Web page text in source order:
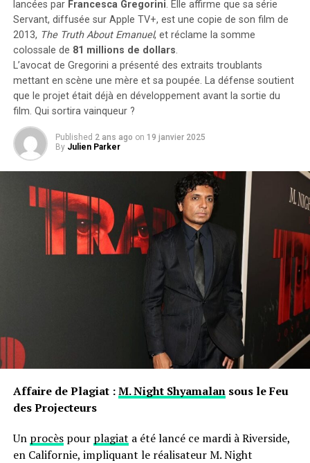
d’autres enfants portant le même nom. Selon les
statistiques de l’Insee,7 694 garçons ont été
prénommés Hugo en 2000,faisant de ce prénom le
quatrième plus populaire cette année-là. À l’école
primaire,il côtoie plusieurs camarades appelés Thibault
et autres prénoms similaires. Pour éviter toute
confusion lors des appels en classe, les enseignants
ajoutent souvent la première lettre du nom de famille
après le prénom : ainsi devient-il rapidement « Hugo
D. », un surnom auquel il s’habitue sans arduousé.
Pensées sur l’Identité Associée au
Prénom
Le choix d’un prénom peut avoir un impact significatif
sur notre identité personnelle tout au long de notre
existence. Que ce soit pour se distinguer ou pour
s’intégrer dans un groupe social spécifique, chaque
individu développe une relation particulière avec son
les prénoms ne sont pas simplement des désignations ;
interactions sociales depuis notre enfance jusqu’à l’âge
adulte.
lancées par Francesca Gregorini. Elle affirme que sa série
Servant, diffusée sur Apple TV+, est une copie de son film de
2013, The Truth About Emanuel, et réclame la somme
colossale de 81 millions de dollars.
L’avocat de Gregorini a présenté des extraits troublants
mettant en scène une mère et sa poupée. La défense soutient
que le projet était déjà en développement avant la sortie du
film. Qui sortira vainqueur ?
Published 2 ans ago on 19 janvier 2025
By Julien Parker
Affaire de Plagiat :M. Night Shyamalansous le Feu
des Projecteurs
Un procèspour plagiat a été lancé ce mardi à Riverside,
en Californie, impliquant le réalisateur M. Night